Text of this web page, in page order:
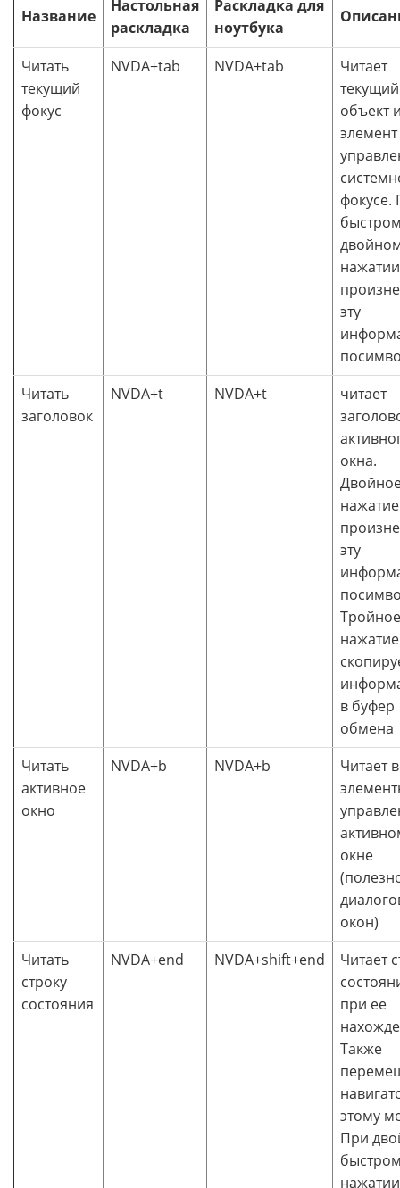
Название
Настольная
раскладка
Раскладка для
ноутбука
Читать
текущий
фокус
NVDA+tab NVDA+tab
Читает
текущий
объект
элемент
фокусе.
нажатии
эту
Читать
заголовок
NVDA+t NVDA+t
читает
окна.
нажатие
эту
Тройное
нажатие
в буфер
обмена
Читать
активное
окно
NVDA+b NVDA+b
Читает
окне
окон)
Читать
строку
состояния
NVDA+end NVDA+shift+end
Читает
при ее
Также
этому
При